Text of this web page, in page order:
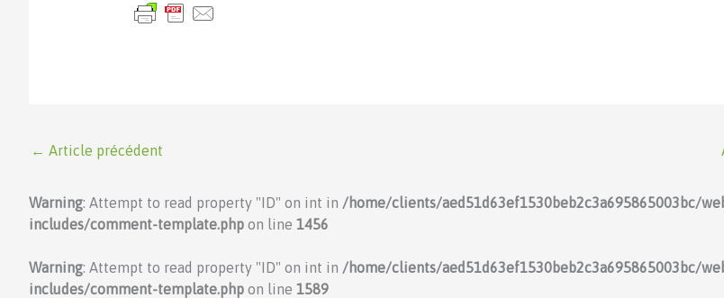
← Article précédent
Warning: Attempt to read property "ID" on int in /home/clients/aed51d63ef1530beb2c3a695865003bc/
includes/comment-template.php on line 1456
Warning: Attempt to read property "ID" on int in /home/clients/aed51d63ef1530beb2c3a695865003bc/
includes/comment-template.php on line 1589